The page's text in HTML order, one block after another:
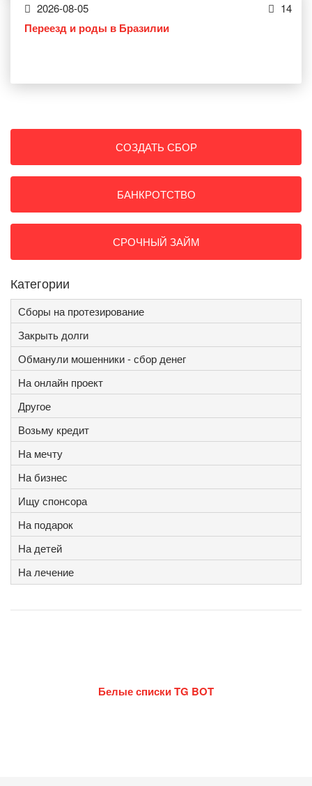
2026-08-05 14
Переезд и роды в Бразилии
СОЗДАТЬ СБОР
БАНКРОТСТВО
СРОЧНЫЙ ЗАЙМ
Категории
Сборы на протезирование
Закрыть долги
Обманули мошенники - сбор денег
На онлайн проект
Другое
Возьму кредит
На мечту
На бизнес
Ищу спонсора
На подарок
На детей
На лечение
Белые списки TG BOT